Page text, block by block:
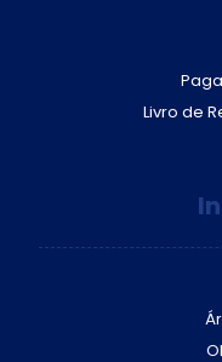
Livro de